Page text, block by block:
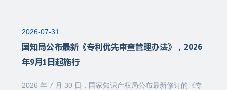
2026-07-31
国知局公布最新《专利优先审查管理办法》，2026
年9月1日起施行
2026 年 7 月 30 日，国家知识产权局公布最新修订的《专